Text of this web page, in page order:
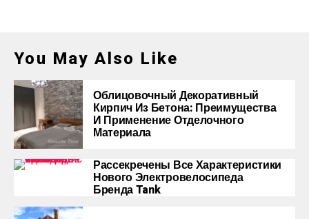
You May Also Like
Облицовочный Декоративный
Кирпич Из Бетона: Преимущества
И Применение Отделочного
Материала
Рассекречены Все Характеристики
Нового Электровелосипеда
Бренда Tank